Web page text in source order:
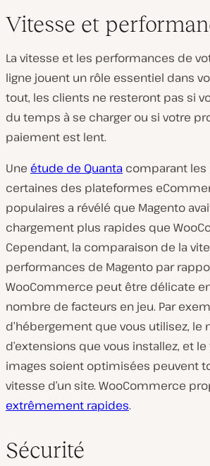
Vitesse et
La vitesse et les performances de
ligne jouent un rôle essentiel dans
tout, les clients ne resteront pas si
du temps à se charger ou si votre
paiement est lent.
Une étude de Quanta comparant
certaines des plateformes
populaires a révélé que Magento
chargement plus rapides que
Cependant, la comparaison de la
performances de Magento par
WooCommerce peut être délicate
nombre de facteurs en jeu. Par
d’hébergement que vous utilisez, le
d’extensions que vous installez, et
images soient optimisées peuvent
vitesse d’un site. WooCommerce
extrêmement rapides.
Sécurité